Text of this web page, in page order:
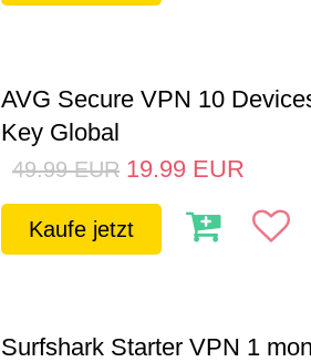
AVG Secure VPN 10
Key Global
49.99 EUR 19.99 EUR
Kaufe jetzt
Surfshark Starter VPN 1